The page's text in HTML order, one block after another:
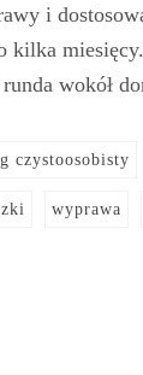
i
kilka
runda wokół
czystoosobisty
wyprawa